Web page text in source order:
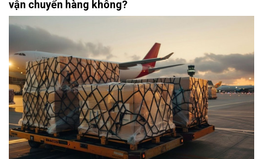
vận chuyển hàng không?